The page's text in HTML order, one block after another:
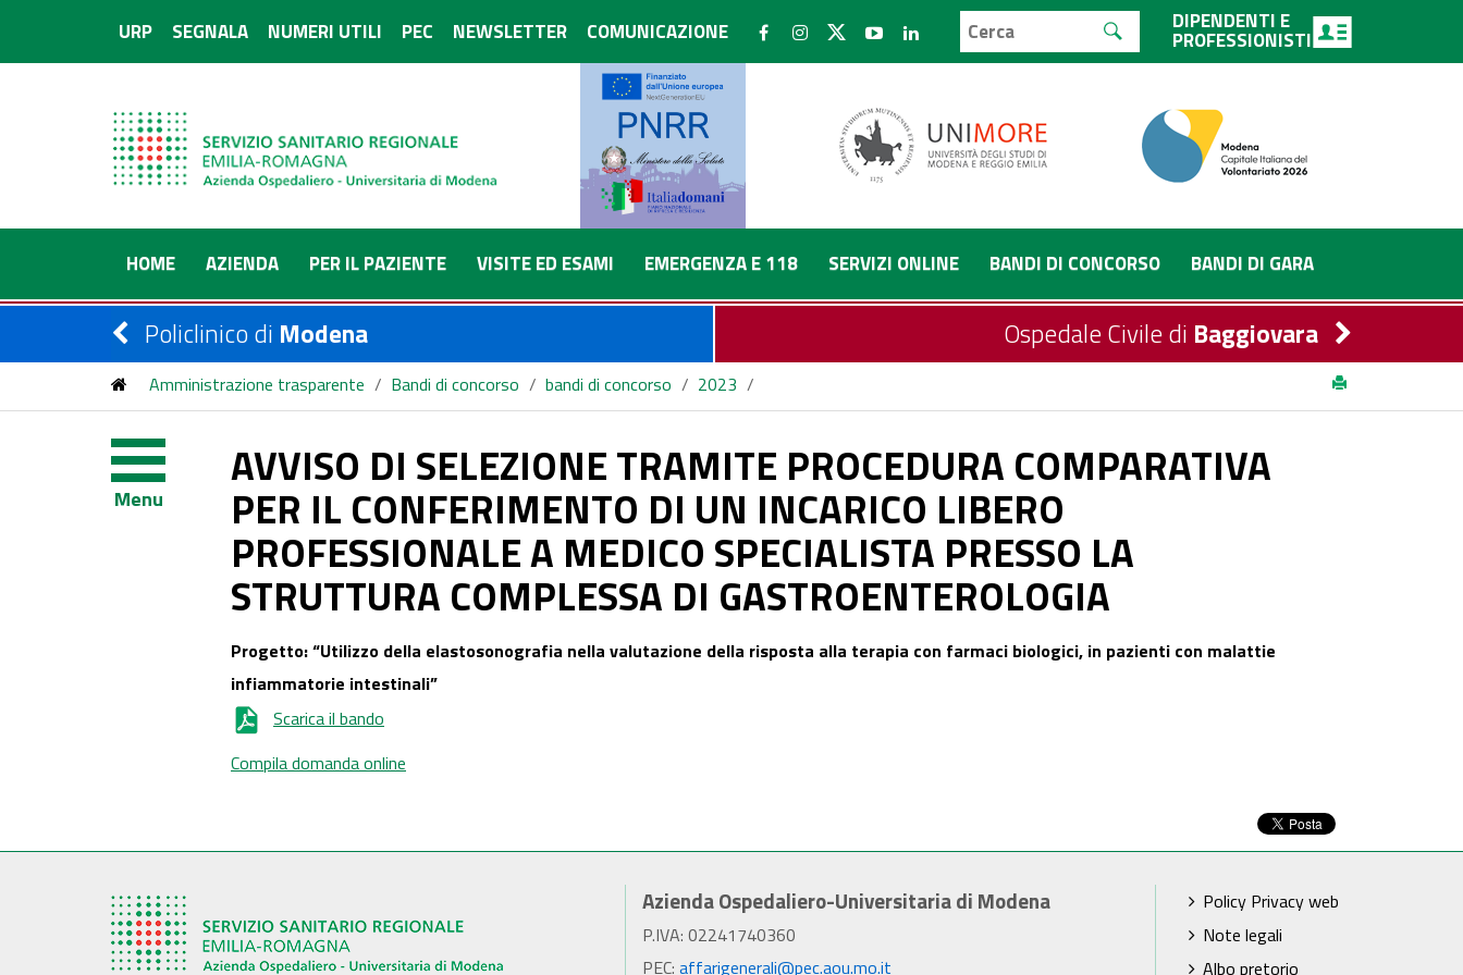
URP SEGNALA NUMERI UTILI PEC NEWSLETTER COMUNICAZIONE DIPENDENTI E
PROFESSIONISTI
HOME AZIENDA PER IL PAZIENTE VISITE ED ESAMI EMERGENZA E 118 SERVIZI ONLINE BANDI DI CONCORSO BANDI DI GARA
Policlinico di Modena Ospedale Civile di Baggiovara
Amministrazione trasparente / Bandi di concorso / bandi di concorso / 2023 /
STRUTTURA COMPLESSA DI GASTROENTEROLOGIA
Menu
AVVISO DI SELEZIONE TRAMITE PROCEDURA COMPARATIVA
PER IL CONFERIMENTO DI UN INCARICO LIBERO
PROFESSIONALE A MEDICO SPECIALISTA PRESSO LA
STRUTTURA COMPLESSA DI GASTROENTEROLOGIA
Progetto: “Utilizzo della elastosonografia nella valutazione della risposta alla terapia con farmaci biologici, in pazienti con malattie
infiammatorie intestinali”
Scarica il bando
Compila domanda online
Azienda Ospedaliero-Universitaria di Modena
P.IVA: 02241740360
PEC: affarigenerali@pec.aou.mo.it
Policy Privacy web
Note legali
Albo pretorio